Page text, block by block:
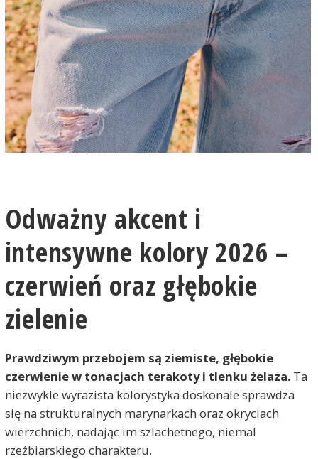
Odważny akcent i
intensywne kolory 2026 –
czerwień oraz głębokie
zielenie
Prawdziwym przebojem są ziemiste, głębokie
czerwienie w tonacjach terakoty i tlenku żelaza.Ta
niezwykle wyrazista kolorystyka doskonale sprawdza
się na strukturalnych marynarkach oraz okryciach
wierzchnich, nadając im szlachetnego, niemal
rzeźbiarskiego charakteru.